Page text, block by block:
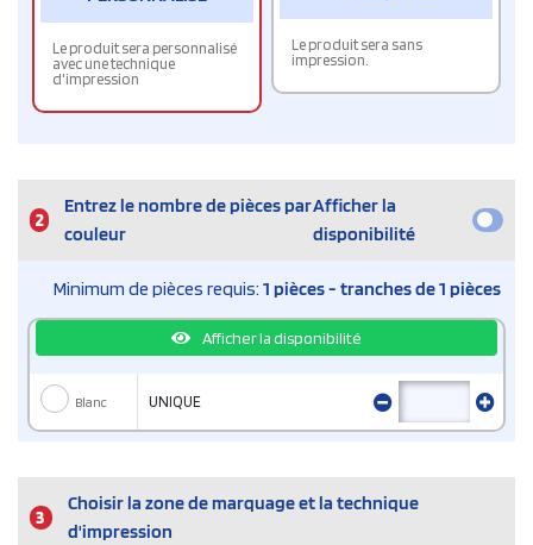
Le produit sera personnalisé
avec une technique
d'impression
Le produit sera sans
impression.
2
Entrez le nombre de pièces par
couleur
Afficher la
disponibilité
Minimum de pièces requis: 1 pièces - tranches de 1 pièces
Afficher la disponibilité
Blanc UNIQUE
3
Choisir la zone de marquage et la technique
d'impression